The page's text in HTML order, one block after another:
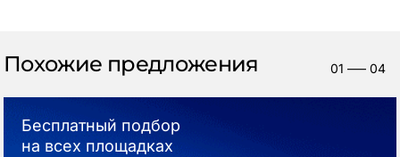
Похожие предложения 01 —– 04
Бесплатный подбор
на всех площадках